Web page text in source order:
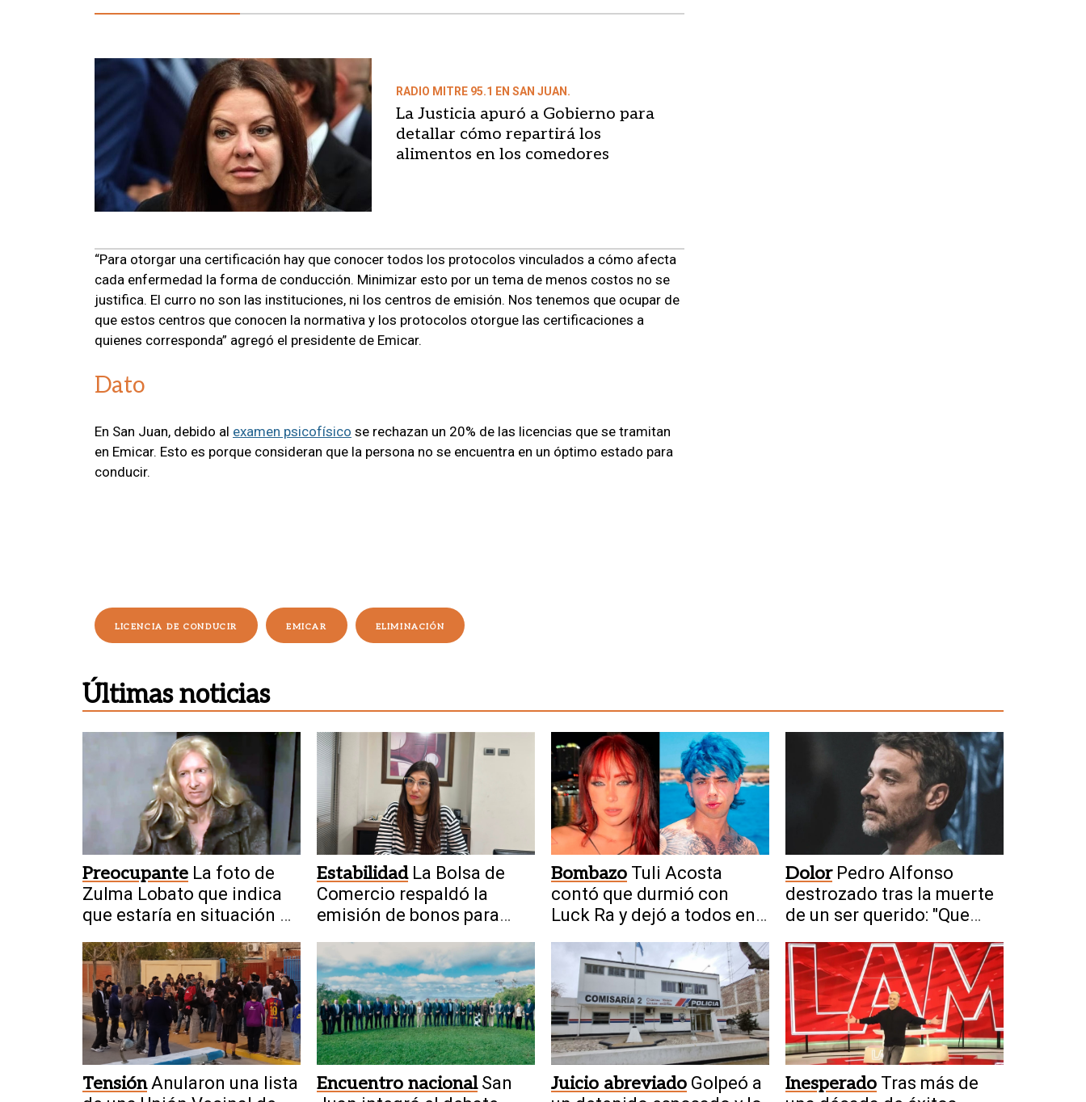
RADIO MITRE 95.1 EN SAN JUAN.
La Justicia apuró a Gobierno para
detallar cómo repartirá los
alimentos en los comedores
“Para otorgar una certificación hay que conocer todos los protocolos vinculados a cómo afecta
cada enfermedad la forma de conducción. Minimizar esto por un tema de menos costos no se
justifica. El curro no son las instituciones, ni los centros de emisión. Nos tenemos que ocupar de
que estos centros que conocen la normativa y los protocolos otorgue las certificaciones a
quienes corresponda” agregó el presidente de Emicar.
Dato
En San Juan, debido al examen psicofísico se rechazan un 20% de las licencias que se tramitan
en Emicar. Esto es porque consideran que la persona no se encuentra en un óptimo estado para
conducir.
LICENCIA DE CONDUCIR EMICAR ELIMINACIÓN
Últimas noticias
Preocupante La foto de
Zulma Lobato que indica
que estaría en situación de
Estabilidad La Bolsa de
Comercio respaldó la
emisión de bonos para
Bombazo Tuli Acosta
contó que durmió con
Luck Ra y dejó a todos en
Dolor Pedro Alfonso
destrozado tras la muerte
de un ser querido: "Que
Tensión Anularon una lista
Encuentro nacional San
Juicio abreviado Golpeó a
Inesperado Tras más de